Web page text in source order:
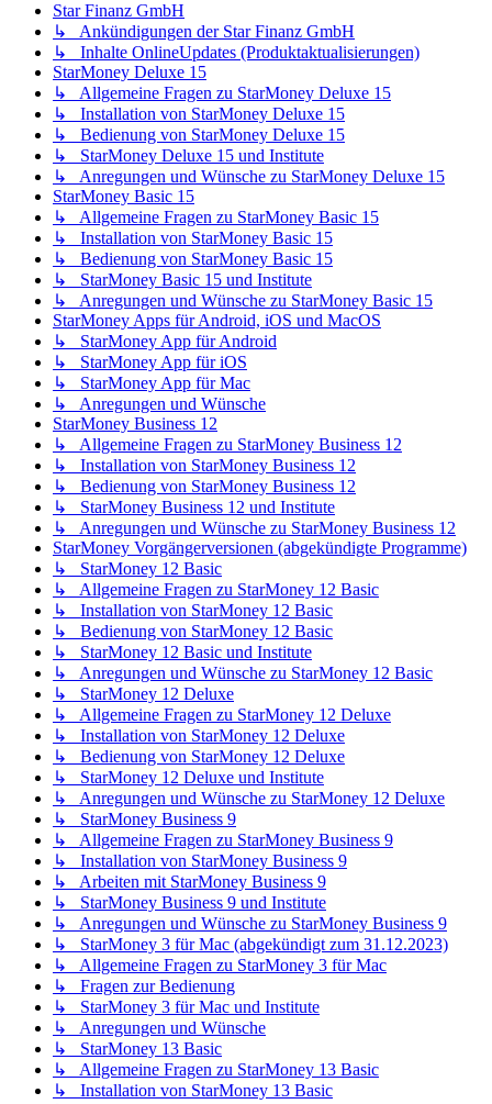
Star Finanz GmbH
↳ Ankündigungen der Star Finanz GmbH
↳ Inhalte OnlineUpdates (Produktaktualisierungen)
StarMoney Deluxe 15
↳ Allgemeine Fragen zu StarMoney Deluxe 15
↳ Installation von StarMoney Deluxe 15
↳ Bedienung von StarMoney Deluxe 15
↳ StarMoney Deluxe 15 und Institute
↳ Anregungen und Wünsche zu StarMoney Deluxe 15
StarMoney Basic 15
↳ Allgemeine Fragen zu StarMoney Basic 15
↳ Installation von StarMoney Basic 15
↳ Bedienung von StarMoney Basic 15
↳ StarMoney Basic 15 und Institute
↳ Anregungen und Wünsche zu StarMoney Basic 15
StarMoney Apps für Android, iOS und MacOS
↳ StarMoney App für Android
↳ StarMoney App für iOS
↳ StarMoney App für Mac
↳ Anregungen und Wünsche
StarMoney Business 12
↳ Allgemeine Fragen zu StarMoney Business 12
↳ Installation von StarMoney Business 12
↳ Bedienung von StarMoney Business 12
↳ StarMoney Business 12 und Institute
↳ Anregungen und Wünsche zu StarMoney Business 12
StarMoney Vorgängerversionen (abgekündigte Programme)
↳ StarMoney 12 Basic
↳ Allgemeine Fragen zu StarMoney 12 Basic
↳ Installation von StarMoney 12 Basic
↳ Bedienung von StarMoney 12 Basic
↳ StarMoney 12 Basic und Institute
↳ Anregungen und Wünsche zu StarMoney 12 Basic
↳ StarMoney 12 Deluxe
↳ Allgemeine Fragen zu StarMoney 12 Deluxe
↳ Installation von StarMoney 12 Deluxe
↳ Bedienung von StarMoney 12 Deluxe
↳ StarMoney 12 Deluxe und Institute
↳ Anregungen und Wünsche zu StarMoney 12 Deluxe
↳ StarMoney Business 9
↳ Allgemeine Fragen zu StarMoney Business 9
↳ Installation von StarMoney Business 9
↳ Arbeiten mit StarMoney Business 9
↳ StarMoney Business 9 und Institute
↳ Anregungen und Wünsche zu StarMoney Business 9
↳ StarMoney 3 für Mac (abgekündigt zum 31.12.2023)
↳ Allgemeine Fragen zu StarMoney 3 für Mac
↳ Fragen zur Bedienung
↳ StarMoney 3 für Mac und Institute
↳ Anregungen und Wünsche
↳ StarMoney 13 Basic
↳ Allgemeine Fragen zu StarMoney 13 Basic
↳ Installation von StarMoney 13 Basic